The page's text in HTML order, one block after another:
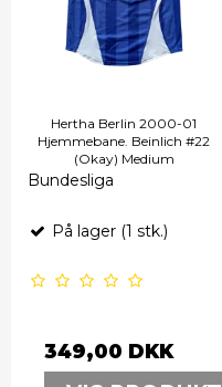
Hertha Berlin 2000-01
Hjemmebane. Beinlich #22
(Okay) Medium
Bundesliga
På lager (1 stk.)
349,00 DKK